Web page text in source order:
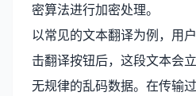
密算法进行加密处理。
以常见的文本翻译为例，用
击翻译按钮后，这段文本会
无规律的乱码数据。在传输